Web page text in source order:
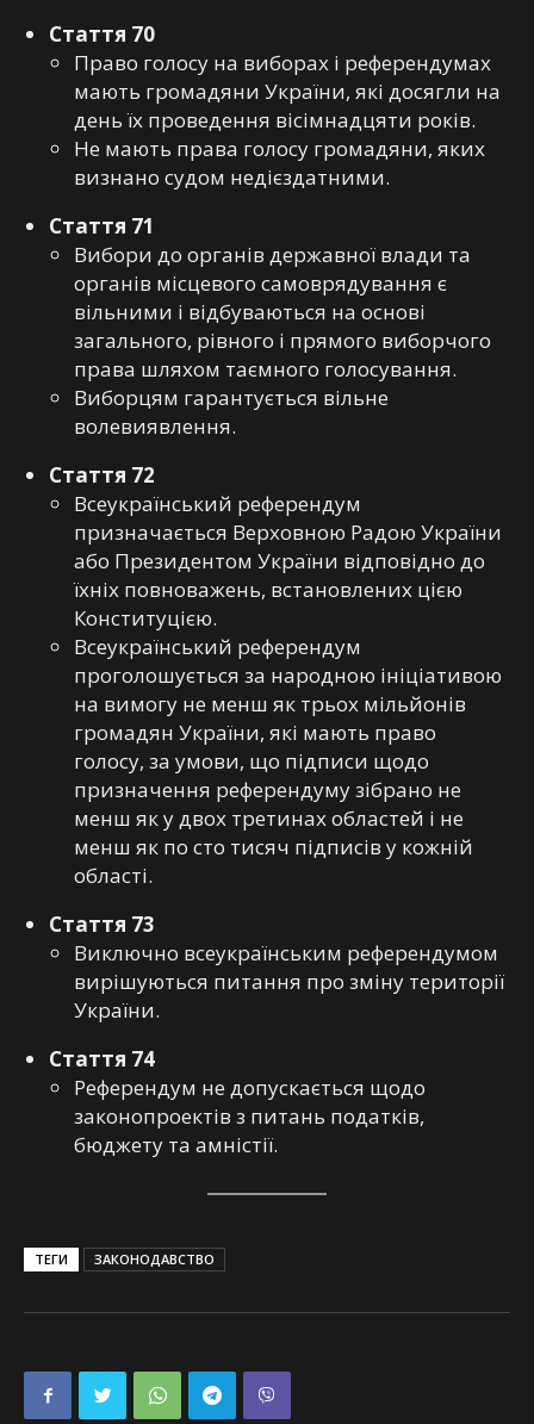
Стаття 70
Право голосу на виборах і референдумах
мають громадяни України, які досягли на
день їх проведення вісімнадцяти років.
Не мають права голосу громадяни, яких
визнано судом недієздатними.
Стаття 71
Вибори до органів державної влади та
органів місцевого самоврядування є
вільними і відбуваються на основі
загального, рівного і прямого виборчого
права шляхом таємного голосування.
Виборцям гарантується вільне
волевиявлення.
Стаття 72
Всеукраїнський референдум
призначається Верховною Радою України
або Президентом України відповідно до
їхніх повноважень, встановлених цією
Конституцією.
Всеукраїнський референдум
проголошується за народною ініціативою
на вимогу не менш як трьох мільйонів
громадян України, які мають право
голосу, за умови, що підписи щодо
призначення референдуму зібрано не
менш як у двох третинах областей і не
менш як по сто тисяч підписів у кожній
області.
Стаття 73
Виключно всеукраїнським референдумом
вирішуються питання про зміну території
України.
Стаття 74
Референдум не допускається щодо
законопроектів з питань податків,
бюджету та амністії.
ТЕГИ ЗАКОНОДАВСТВО